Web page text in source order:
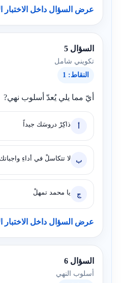
عرض السؤال داخل الاختبار
السؤال 5
تكويني شامل
النقاط: 1
أيّ مما يلي يُعدّ أسلوب نهي?
أ ذاكِرْ دروسَك جيداً
ب لا تتكاسلْ في أداءِ واجباتك
ج يا محمد تمهلْ
عرض السؤال داخل الاختبار
السؤال 6
أسلوب النهي